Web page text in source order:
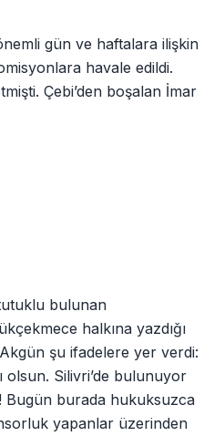
gün ve haftalara ilişkin
havale edildi.
Çebi’den boşalan İmar
bulunan
halkına yazdığı
şu ifadelere yer verdi:
olsun. Silivri’de bulunuyor
Bugün burada hukuksuzca
yapanlar üzerinden